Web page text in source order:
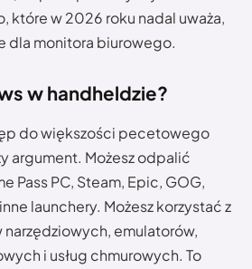
które w 2026 roku nadal uważa,
dla monitora biurowego.
w handheldzie?
do większości pecetowego
argument. Możesz odpalić
Pass PC, Steam, Epic, GOG,
launchery. Możesz korzystać z
emulatorów,
i usług chmurowych. To